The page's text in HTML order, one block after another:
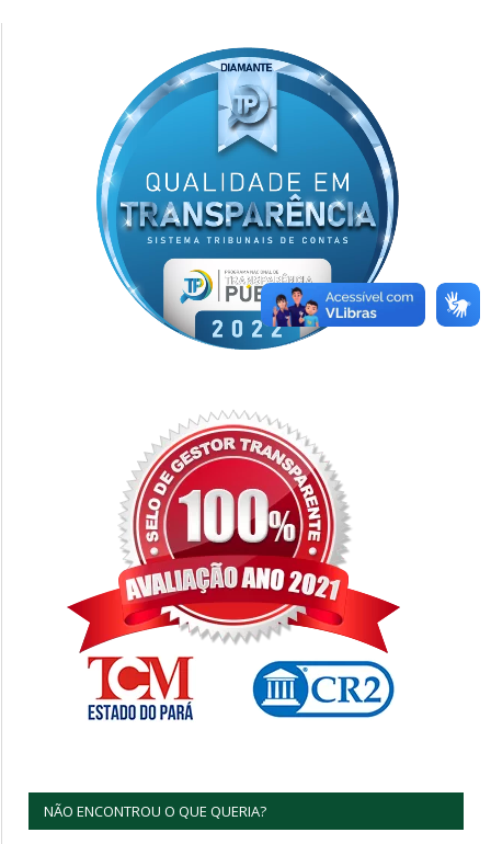
NÃO ENCONTROU O QUE QUERIA?